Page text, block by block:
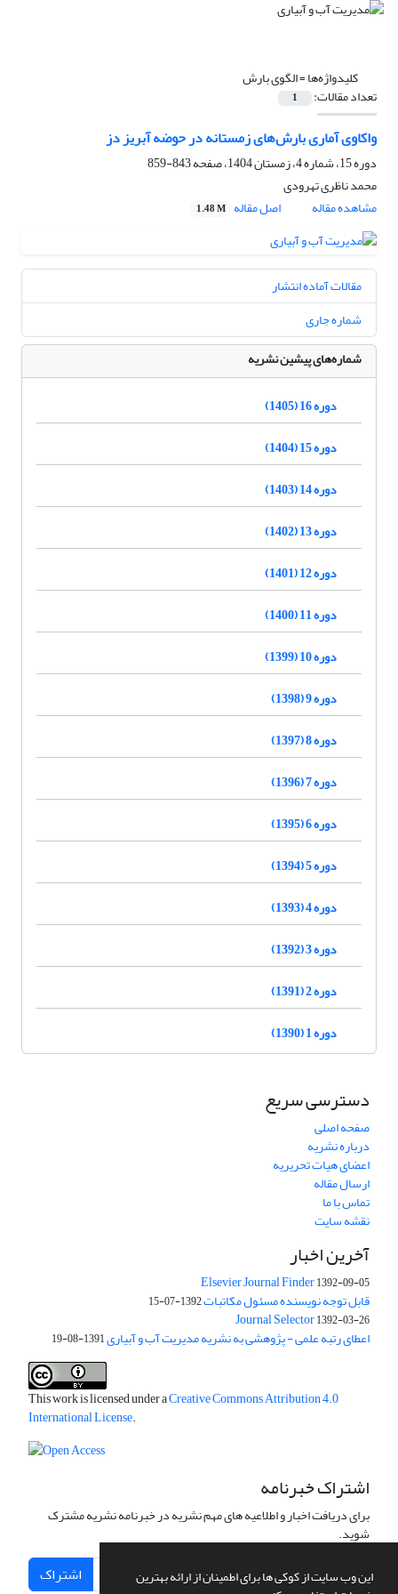
این وب سایت از کوکی ها برای اطمینان از ارائه بهترین
کلیدواژه‌ها =الگوی بارش
تعداد مقالات: 1
واکاوی آماری بارش‌های زمستانه در حوضه آبریز دز
دوره 15، شماره 4، زمستان 1404، صفحه
843-859
محمد ناظری تهرودی
مشاهده مقاله
اصل مقاله 1.48 M
مقالات آماده انتشار
شماره جاری
شماره‌های پیشین نشریه
دوره 16 (1405)
دوره 15 (1404)
دوره 14 (1403)
دوره 13 (1402)
دوره 12 (1401)
دوره 11 (1400)
دوره 10 (1399)
دوره 9 (1398)
دوره 8 (1397)
دوره 7 (1396)
دوره 6 (1395)
دوره 5 (1394)
دوره 4 (1393)
دوره 3 (1392)
دوره 2 (1391)
دوره 1 (1390)
دسترسی سریع
صفحه اصلی
درباره نشریه
اعضای هیات تحریریه
ارسال مقاله
تماس با ما
نقشه سایت
آخرین اخبار
Elsevier Journal Finder1392-09-05
قابل توجه نویسنده مسئول مکاتبات1392-07-15
Journal Selector1392-03-26
اعطای رتبه علمی - پژوهشی به نشریه مدیریت آب و آبیاری1391-08-19
This work is licensed under aCreative Commons Attribution 4.0
International License.
اشتراک خبرنامه
برای دریافت اخبار و اطلاعیه های مهم نشریه در خبرنامه نشریه مشترک
شوید.
اشتراک